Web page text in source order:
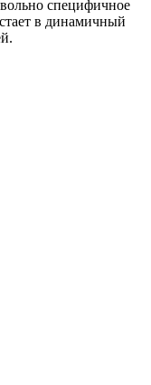
специфичное
в динамичный